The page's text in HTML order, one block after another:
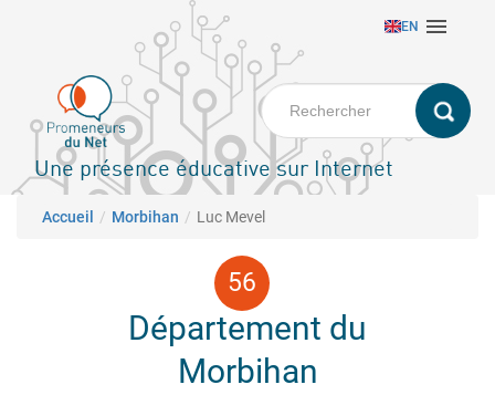
principal
EN 
Une présence éducative sur Internet
Fil d'Ariane
Accueil Morbihan Luc Mevel
Département du
Morbihan